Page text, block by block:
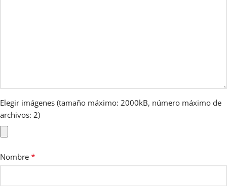
Elegir imágenes (tamaño máximo: 2000kB, número máximo de
archivos: 2)
Nombre *